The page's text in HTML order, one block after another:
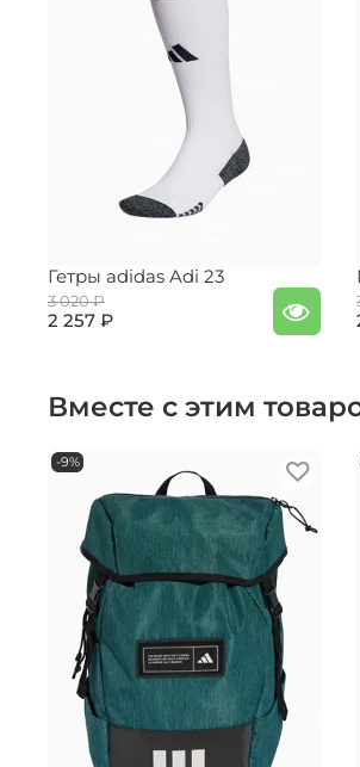
Гетры adidas Adi 23
3 020 ₽
2 257 ₽
Вместе с этим
-9%